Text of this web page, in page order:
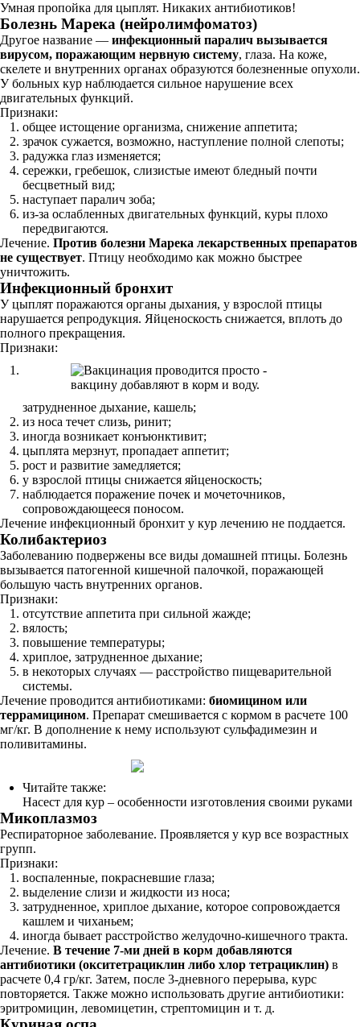
Умная пропойка для цыплят. Никаких антибиотиков!
Болезнь Марека (нейролимфоматоз)
Другое название — инфекционный паралич вызывается
вирусом, поражающим нервную систему, глаза. На коже,
скелете и внутренних органах образуются болезненные опухоли.
У больных кур наблюдается сильное нарушение всех
двигательных функций.
Признаки:
общее истощение организма, снижение аппетита;
зрачок сужается, возможно, наступление полной слепоты;
радужка глаз изменяется;
сережки, гребешок, слизистые имеют бледный почти
бесцветный вид;
наступает паралич зоба;
из-за ослабленных двигательных функций, куры плохо
передвигаются.
Лечение. Против болезни Марека лекарственных препаратов
не существует. Птицу необходимо как можно быстрее
уничтожить.
Инфекционный бронхит
У цыплят поражаются органы дыхания, у взрослой птицы
нарушается репродукция. Яйценоскость снижается, вплоть до
полного прекращения.
Признаки:
затрудненное дыхание, кашель;
из носа течет слизь, ринит;
иногда возникает конъюнктивит;
цыплята мерзнут, пропадает аппетит;
рост и развитие замедляется;
у взрослой птицы снижается яйценоскость;
наблюдается поражение почек и мочеточников,
сопровождающееся поносом.
Лечение инфекционный бронхит у кур лечению не поддается.
Колибактериоз
Заболеванию подвержены все виды домашней птицы. Болезнь
вызывается патогенной кишечной палочкой, поражающей
большую часть внутренних органов.
Признаки:
отсутствие аппетита при сильной жажде;
вялость;
повышение температуры;
хриплое, затрудненное дыхание;
в некоторых случаях — расстройство пищеварительной
системы.
Лечение проводится антибиотиками: биомицином или
террамицином. Препарат смешивается с кормом в расчете 100
мг/кг. В дополнение к нему используют сульфадимезин и
поливитамины.
Читайте также:
Насест для кур – особенности изготовления своими руками
Микоплазмоз
Респираторное заболевание. Проявляется у кур все возрастных
групп.
Признаки:
воспаленные, покрасневшие глаза;
выделение слизи и жидкости из носа;
затрудненное, хриплое дыхание, которое сопровождается
кашлем и чиханьем;
иногда бывает расстройство желудочно-кишечного тракта.
Лечение. В течение 7-ми дней в корм добавляются
антибиотики (окситетрациклин либо хлор тетрациклин) в
расчете 0,4 гр/кг. Затем, после 3-дневного перерыва, курс
повторяется. Также можно использовать другие антибиотики:
эритромицин, левомицетин, стрептомицин и т. д.